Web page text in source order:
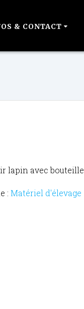
& CONTACT
lapin avec bouteille
: Matériel d'élevage